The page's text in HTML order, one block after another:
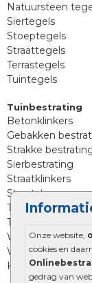
Onze website,
cookies en
gedrag van
Natuursteen
Siertegels
Stoeptegels
Straattegels
Terrastegels
Tuintegels
Tuinbestrating
Betonklinkers
Gebakken
Strakke
Sierbestrating
Straatklinkers
Straatstenen
Trommelstenen
Tuinstenen
Waalformaat
Wildverband
Kingstones